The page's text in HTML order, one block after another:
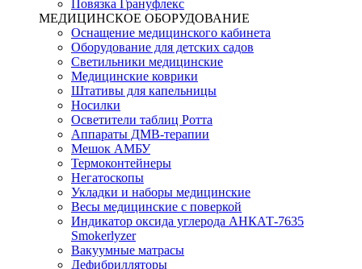
Повязка Грануфлекс
МЕДИЦИНСКОЕ ОБОРУДОВАНИЕ
Оснащение медицинского кабинета
Оборудование для детских садов
Светильники медицинские
Медицинские коврики
Штативы для капельницы
Носилки
Осветители таблиц Ротта
Аппараты ДМВ-терапии
Мешок АМБУ
Термоконтейнеры
Негатоскопы
Укладки и наборы медицинские
Весы медицинские с поверкой
Индикатор оксида углерода АНКАТ-7635
Smokerlyzer
Вакуумные матрасы
Дефибрилляторы